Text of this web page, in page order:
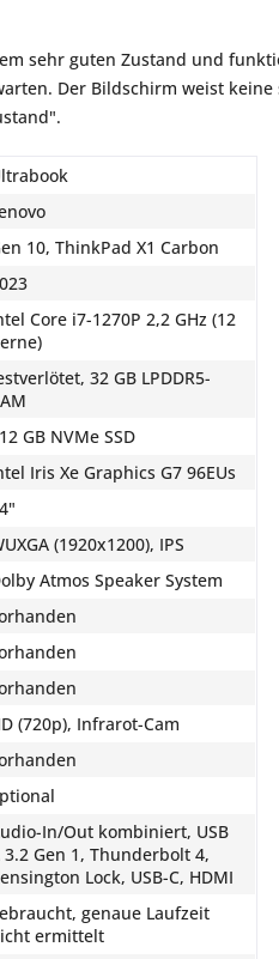
sehr guten Zustand und
Der Bildschirm weist
10, ThinkPad X1 Carbon
Core i7-1270P 2,2 GHz (12
32 GB LPDDR5-
GB NVMe SSD
Iris Xe Graphics G7 96EUs
(1920x1200), IPS
Atmos Speaker System
(720p), Infrarot-Cam
In/Out kombiniert, USB
3.2 Gen 1, Thunderbolt 4,
Lock, USB-C, HDMI
genaue Laufzeit
ermittelt